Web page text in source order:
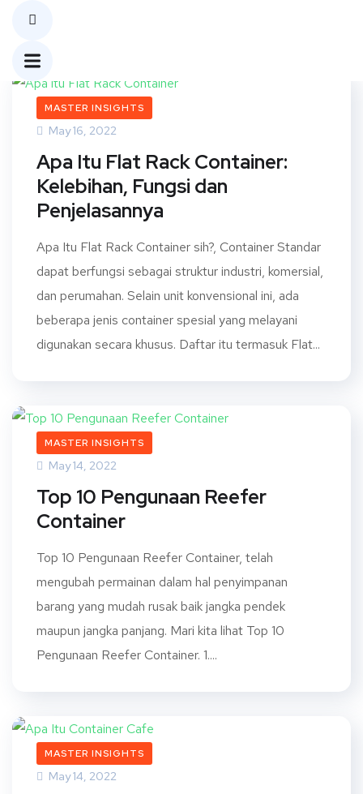
MASTER INSIGHTS
May 16, 2022
Apa Itu Flat Rack Container:
Kelebihan, Fungsi dan
Penjelasannya
Apa Itu Flat Rack Container sih?, Container Standar
dapat berfungsi sebagai struktur industri, komersial,
dan perumahan. Selain unit konvensional ini, ada
beberapa jenis container spesial yang melayani
digunakan secara khusus. Daftar itu termasuk Flat...
MASTER INSIGHTS
May 14, 2022
Top 10 Pengunaan Reefer
Container
Top 10 Pengunaan Reefer Container, telah
mengubah permainan dalam hal penyimpanan
barang yang mudah rusak baik jangka pendek
maupun jangka panjang. Mari kita lihat Top 10
Pengunaan Reefer Container. 1....
MASTER INSIGHTS
May 14, 2022